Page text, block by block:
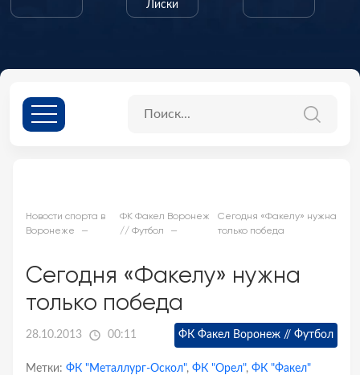
Лиски
Новости спорта в
Воронеже
ФК Факел Воронеж
// Футбол
Сегодня «Факелу» нужна
только победа
Сегодня «Факелу» нужна
только победа
28.10.2013 00:11 ФК Факел Воронеж // Футбол
Метки: ФК "Металлург-Оскол", ФК "Орел", ФК "Факел"